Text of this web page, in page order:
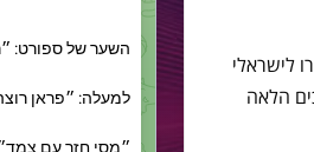
לישראלי
הלאה